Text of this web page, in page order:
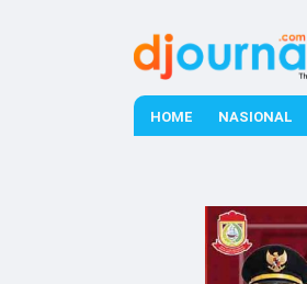
HOME NASIONAL